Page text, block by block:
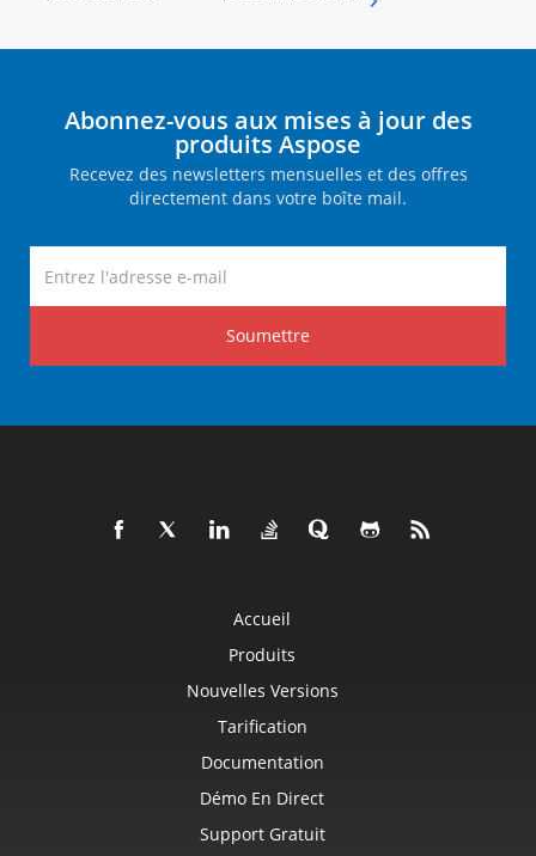
Abonnez-vous aux mises à jour des
produits Aspose
Recevez des newsletters mensuelles et des offres
directement dans votre boîte mail.
Soumettre
Accueil
Produits
Nouvelles Versions
Tarification
Documentation
Démo En Direct
Support Gratuit